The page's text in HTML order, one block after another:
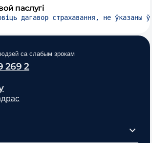
паслугі
дагавор страхавання, не
са слабым зрокам
269 2